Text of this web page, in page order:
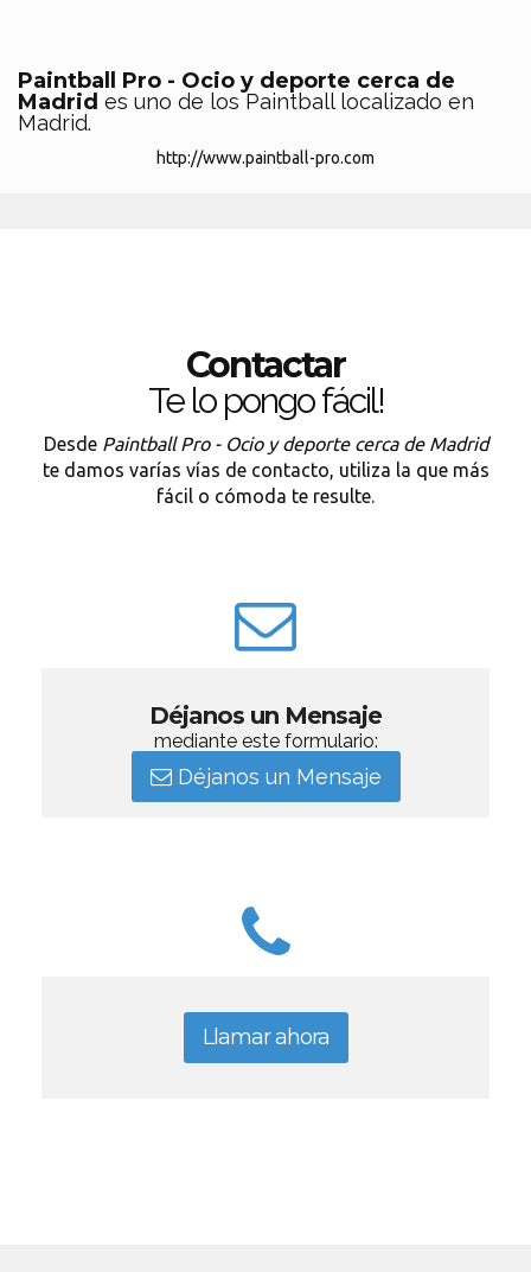
Paintball Pro - Ocio y deporte cerca de
Madrid es uno de los Paintball localizado en
Madrid.
http://www.paintball-pro.com
Contactar
Te lo pongo fácil!
Desde Paintball Pro - Ocio y deporte cerca de Madrid
te damos varías vías de contacto, utiliza la que más
fácil o cómoda te resulte.
Déjanos un Mensaje
mediante este formulario:
Déjanos un Mensaje
Llamar ahora